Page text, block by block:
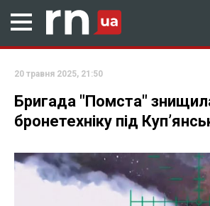
20 травня 2025, 21:50
Бригада "Помста"
бронетехніку під